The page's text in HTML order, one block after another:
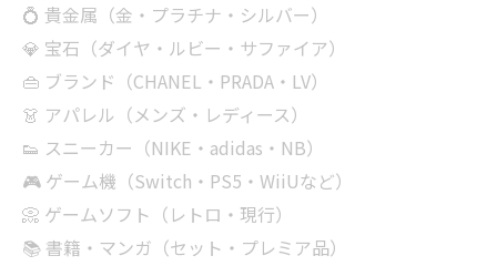
💍 貴金属（金・プラチナ・シルバー）
💎 宝石（ダイヤ・ルビー・サファイア）
👜 ブランド（CHANEL・PRADA・LV）
👗 アパレル（メンズ・レディース）
👟 スニーカー（NIKE・adidas・NB）
🎮 ゲーム機（Switch・PS5・WiiUなど）
📀 ゲームソフト（レトロ・現行）
📚 書籍・マンガ（セット・プレミア品）